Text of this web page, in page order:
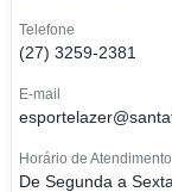
Telefone
(27) 3259-2381
E-mail
Horário de Atendimento
De Segunda a